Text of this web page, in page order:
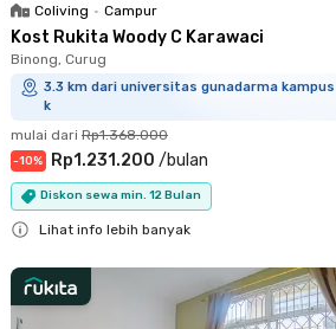
Coliving • Campur
Kost Rukita Woody C Karawaci
Binong, Curug
3.3 km dari universitas gunadarma kampus
k
mulai dari Rp1.368.000
-10% Rp1.231.200 /bulan
Diskon sewa min. 12 Bulan
Lihat info lebih banyak